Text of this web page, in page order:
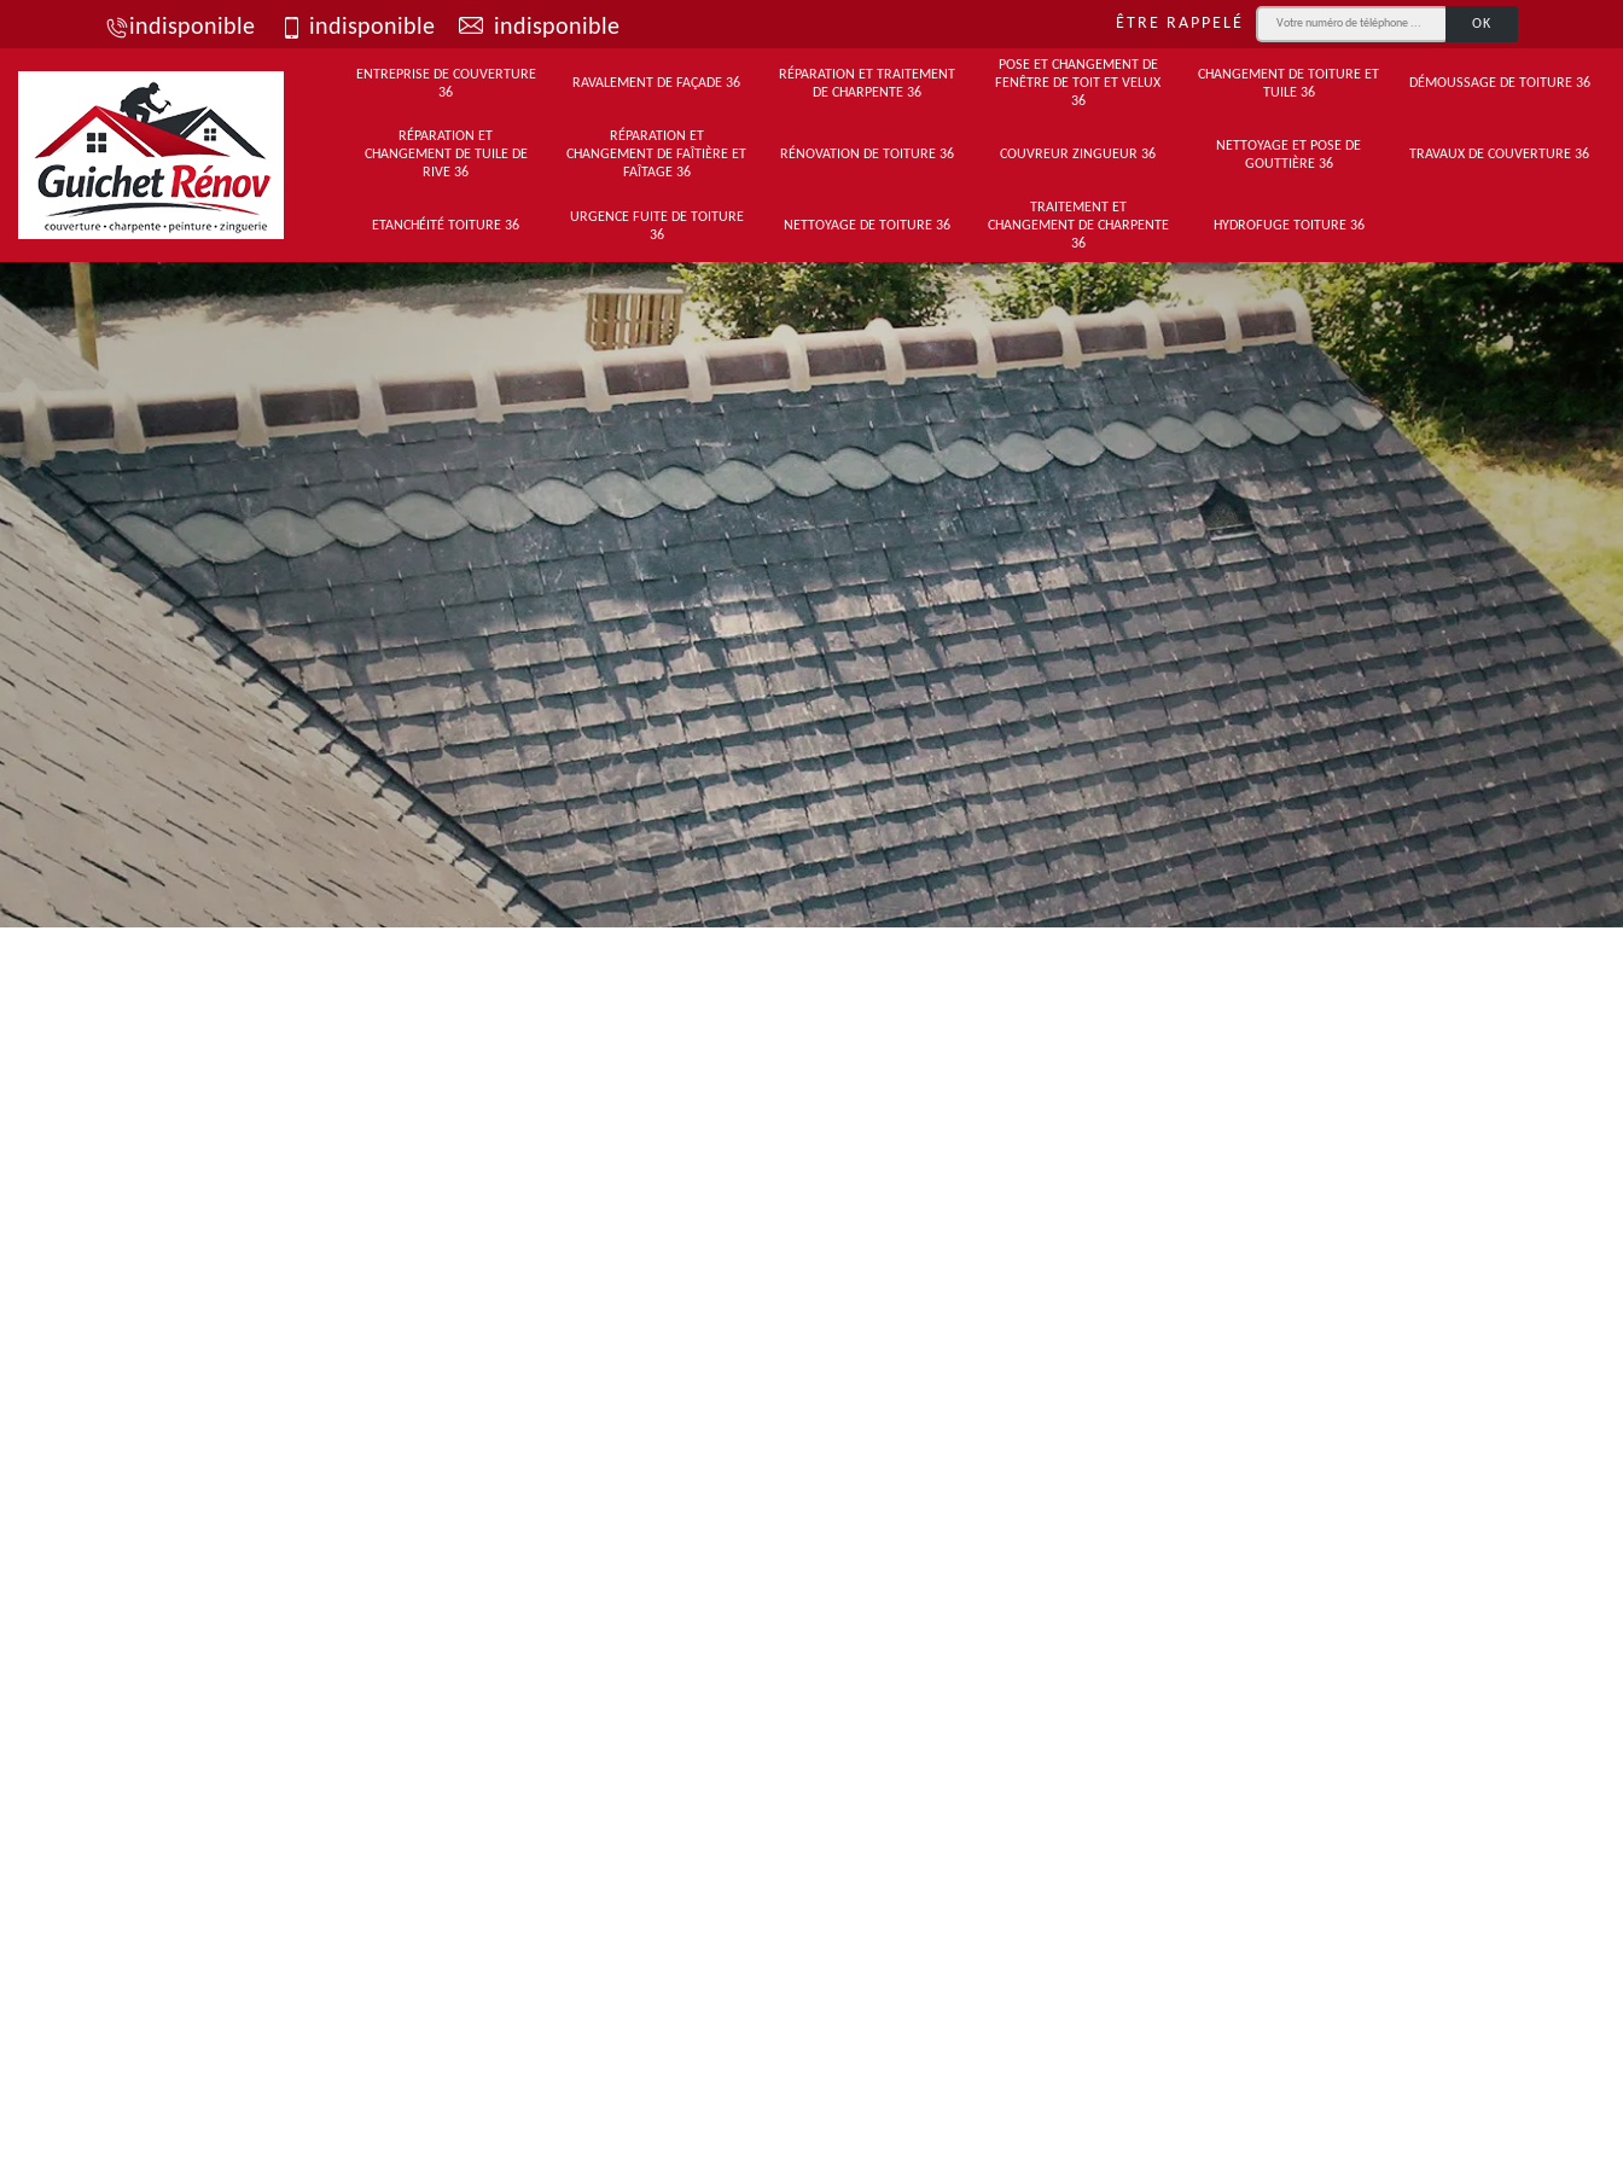
indisponible indisponible indisponible ÊTRE RAPPELÉ
ENTREPRISE DE COUVERTURE
36
RAVALEMENT DE FAÇADE 36
RÉPARATION ET TRAITEMENT
DE CHARPENTE 36
POSE ET CHANGEMENT DE
FENÊTRE DE TOIT ET VELUX
36
CHANGEMENT DE TOITURE ET
TUILE 36
DÉMOUSSAGE DE TOITURE 36
RÉPARATION ET
CHANGEMENT DE TUILE DE
RIVE 36
RÉPARATION ET
CHANGEMENT DE FAÎTIÈRE ET
FAÎTAGE 36
RÉNOVATION DE TOITURE 36 COUVREUR ZINGUEUR 36
NETTOYAGE ET POSE DE
GOUTTIÈRE 36
TRAVAUX DE COUVERTURE 36
ETANCHÉITÉ TOITURE 36
URGENCE FUITE DE TOITURE
36
NETTOYAGE DE TOITURE 36
TRAITEMENT ET
CHANGEMENT DE CHARPENTE
36
HYDROFUGE TOITURE 36